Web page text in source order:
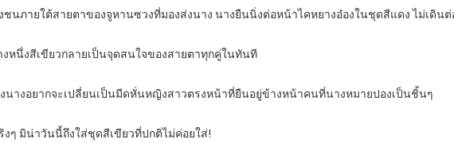
นภายใต้สายตาของจูหานซวงที่มองส่งนาง นางยืนนิ่งต่อหน้าไคหยางอ๋องในชุดสีแดง ไม่เดิน
งหนึ่งสีเขียวกลายเป็นจุดสนใจของสายตาทุกคู่ในทันที
างอยากจะเปลี่ยนเป็นมีดหั่นหญิงสาวตรงหน้าที่ยืนอยู่ข้างหน้าคนที่นางหมายปองเป็นชิ้นๆ
ๆ มิน่าวันนี้ถึงใส่ชุดสีเขียวที่ปกติไม่ค่อยใส่!